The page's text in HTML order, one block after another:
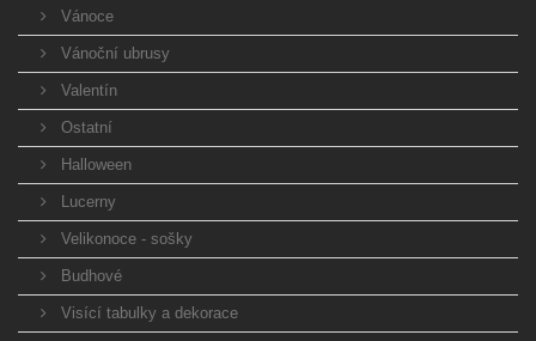
Vánoce
Vánoční ubrusy
Valentín
Ostatní
Halloween
Lucerny
Velikonoce - sošky
Budhové
Visící tabulky a dekorace